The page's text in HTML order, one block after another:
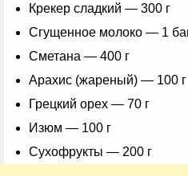
Крекер сладкий — 300 г
Сгущенное молоко — 1
Сметана — 400 г
Арахис (жареный) — 100 г
Грецкий орех — 70 г
Изюм — 100 г
Сухофрукты — 200 г